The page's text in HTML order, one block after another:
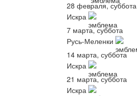
28 февраля, суббота
Искра
7 марта, суббота
Русь-Меленки
14 марта, суббота
Искра
21 марта, суббота
Искра